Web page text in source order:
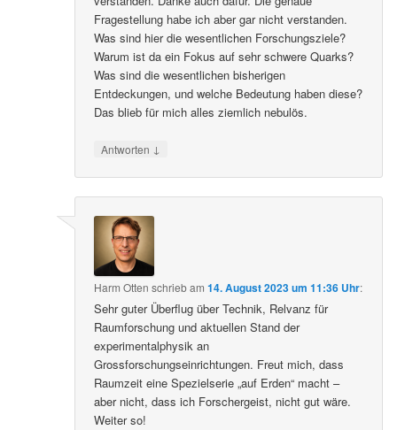
Fragestellung habe ich aber gar nicht verstanden.
Was sind hier die wesentlichen Forschungsziele?
Warum ist da ein Fokus auf sehr schwere Quarks?
Was sind die wesentlichen bisherigen
Entdeckungen, und welche Bedeutung haben diese?
Das blieb für mich alles ziemlich nebulös.
Antworten ↓
Harm Otten schriebam14. August 2023 um 11:36 Uhr:
Sehr guter Überflug über Technik, Relvanz für
Raumforschung und aktuellen Stand der
experimentalphysik an
Grossforschungseinrichtungen. Freut mich, dass
Raumzeit eine Spezielserie „auf Erden“ macht –
aber nicht, dass ich Forschergeist, nicht gut wäre.
Weiter so!